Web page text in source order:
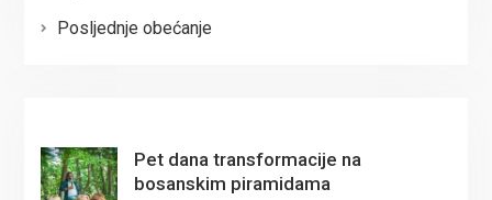
Posljednje obećanje
Pet dana transformacije na
bosanskim piramidama